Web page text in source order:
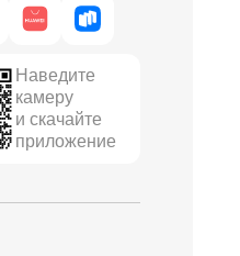
Наведите
камеру
и скачайте
приложение